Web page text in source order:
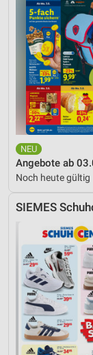
Angebote ab
Noch heute gültig
SIEMES